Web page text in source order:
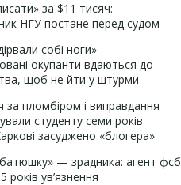
за $11 тисяч:
НГУ постане перед судом
собі ноги» —
окупанти вдаються до
щоб не йти у штурми
за пломбіром і виправдання
студенту семи років
засуджено «блогера»
— зрадника: агент фсб
років ув’язнення